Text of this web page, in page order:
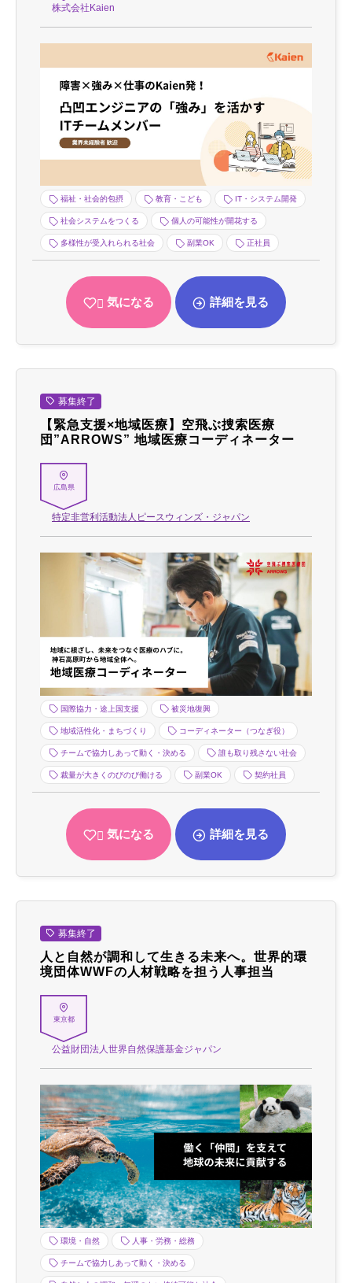
株式会社Kaien
福祉・社会的包摂 教育・こども IT・システム開発
社会システムをつくる 個人の可能性が開花する
多様性が受入れられる社会 副業OK 正社員
気になる 詳細を見る
募集終了
【緊急支援×地域医療】空飛ぶ捜索医療
団”ARROWS” 地域医療コーディネーター
広島県
特定非営利活動法人ピースウィンズ・ジャパン
国際協力・途上国支援 被災地復興
地域活性化・まちづくり コーディネーター（つなぎ役）
チームで協力しあって動く・決める 誰も取り残さない社会
裁量が大きくのびのび働ける 副業OK 契約社員
気になる 詳細を見る
募集終了
人と自然が調和して生きる未来へ。世界的環
境団体WWFの人材戦略を担う人事担当
東京都
公益財団法人世界自然保護基金ジャパン
環境・自然 人事・労務・総務
チームで協力しあって動く・決める